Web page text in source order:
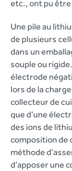
etc., ont pu
Une pile au
de plusieurs
dans un
souple ou
électrode
lors de la
collecteur de
que d’une
des ions de
composition de
méthode
d’apposer une